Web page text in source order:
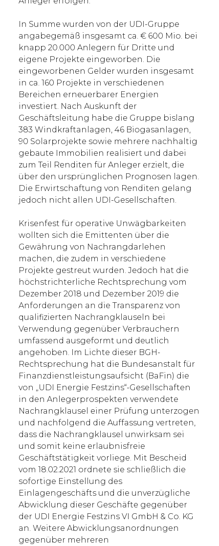
In Summe wurden von der UDI-Gruppe
angabegemäß insgesamt ca. € 600 Mio. bei
knapp 20.000 Anlegern für Dritte und
eigene Projekte eingeworben. Die
eingeworbenen Gelder wurden insgesamt
in ca. 160 Projekte in verschiedenen
Bereichen erneuerbarer Energien
investiert. Nach Auskunft der
Geschäftsleitung habe die Gruppe bislang
383 Windkraftanlagen, 46 Biogasanlagen,
90 Solarprojekte sowie mehrere nachhaltig
gebaute Immobilien realisiert und dabei
zum Teil Renditen für Anleger erzielt, die
über den ursprünglichen Prognosen lagen.
Die Erwirtschaftung von Renditen gelang
jedoch nicht allen UDI-Gesellschaften.
Krisenfest für operative Unwägbarkeiten
wollten sich die Emittenten über die
Gewährung von Nachrangdarlehen
machen, die zudem in verschiedene
Projekte gestreut wurden. Jedoch hat die
höchstrichterliche Rechtsprechung vom
Dezember 2018 und Dezember 2019 die
Anforderungen an die Transparenz von
qualifizierten Nachrangklauseln bei
Verwendung gegenüber Verbrauchern
umfassend ausgeformt und deutlich
angehoben. Im Lichte dieser BGH-
Rechtsprechung hat die Bundesanstalt für
Finanzdienstleistungsaufsicht (BaFin) die
von „UDI Energie Festzins“-Gesellschaften
in den Anlegerprospekten verwendete
Nachrangklausel einer Prüfung unterzogen
und nachfolgend die Auffassung vertreten,
dass die Nachrangklausel unwirksam sei
und somit keine erlaubnisfreie
Geschäftstätigkeit vorliege. Mit Bescheid
vom 18.02.2021 ordnete sie schließlich die
sofortige Einstellung des
Einlagengeschäfts und die unverzügliche
Abwicklung dieser Geschäfte gegenüber
der UDI Energie Festzins VI GmbH & Co. KG
an. Weitere Abwicklungsanordnungen
gegenüber mehreren